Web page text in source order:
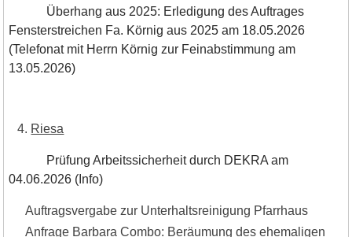
Überhang aus 2025: Erledigung des Auftrages
Fensterstreichen Fa. Körnig aus 2025 am 18.05.2026
(Telefonat mit Herrn Körnig zur Feinabstimmung am
13.05.2026)
Riesa
Prüfung Arbeitssicherheit durch DEKRA am
04.06.2026 (Info)
Auftragsvergabe zur Unterhaltsreinigung Pfarrhaus
Anfrage Barbara Combo: Beräumung des ehemaligen